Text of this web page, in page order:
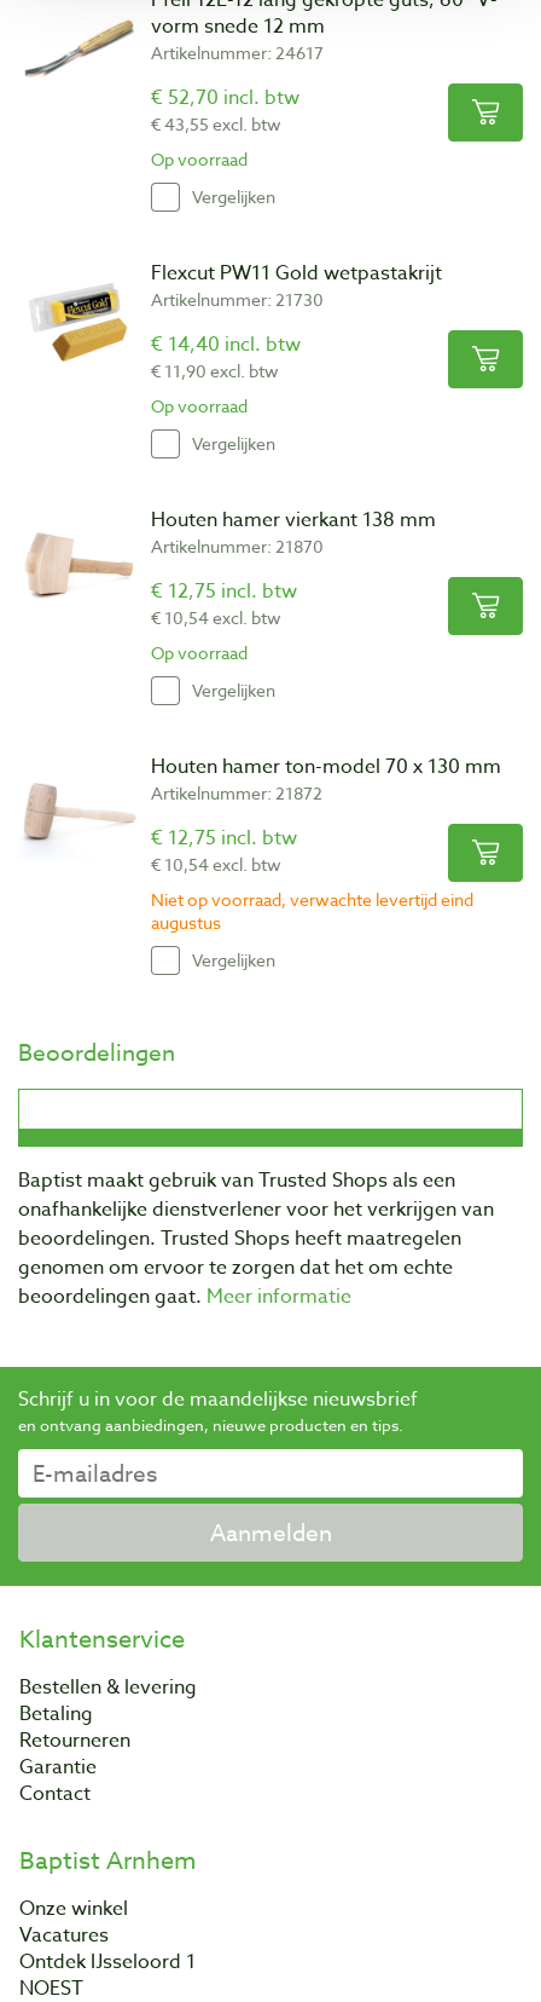
vorm snede 12 mm
Artikelnummer: 24617
€ 52,70 incl. btw
€ 43,55 excl. btw
Op voorraad
Vergelijken
Flexcut PW11 Gold wetpastakrijt
Artikelnummer: 21730
€ 14,40 incl. btw
€ 11,90 excl. btw
Op voorraad
Vergelijken
Houten hamer vierkant 138 mm
Artikelnummer: 21870
€ 12,75 incl. btw
€ 10,54 excl. btw
Op voorraad
Vergelijken
Houten hamer ton-model 70 x 130 mm
Artikelnummer: 21872
€ 12,75 incl. btw
€ 10,54 excl. btw
Niet op voorraad, verwachte levertijd eind
augustus
Vergelijken
Beoordelingen
Baptist maakt gebruik van Trusted Shops als een
onafhankelijke dienstverlener voor het verkrijgen van
beoordelingen. Trusted Shops heeft maatregelen
genomen om ervoor te zorgen dat het om echte
beoordelingen gaat. Meer informatie
Schrijf u in voor de maandelijkse nieuwsbrief
en ontvang aanbiedingen, nieuwe producten en tips.
Aanmelden
Klantenservice
Bestellen & levering
Betaling
Retourneren
Garantie
Contact
Baptist Arnhem
Onze winkel
Vacatures
Ontdek IJsseloord 1
NOEST